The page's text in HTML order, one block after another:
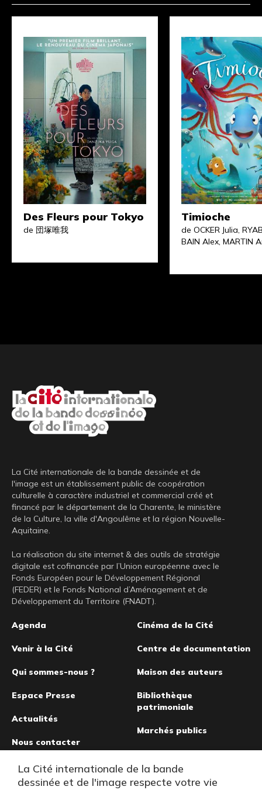
Des Fleurs pour Tokyo
de 団塚唯我
Timioche
de OCKER Julia,
BAIN Alex, MARTIN
La Cité internationale de la bande dessinée et de
l'image est un établissement public de coopération
culturelle à caractère industriel et commercial créé et
financé par le département de la Charente, le ministère
de la Culture, la ville d'Angoulême et la région Nouvelle-
Aquitaine.
La réalisation du site internet & des outils de stratégie
digitale est cofinancée par l’Union européenne avec le
Fonds Européen pour le Développement Régional
(FEDER) et le Fonds National d’Aménagement et de
Développement du Territoire (FNADT).
Pied
de
Agenda
Venir à la Cité
Qui sommes-nous ?
Espace Presse
Actualités
Nous contacter
Musée de la bande
dessinée
Cinéma de la Cité
Centre de documentation
Maison des auteurs
Bibliothèque
patrimoniale
Marchés publics
La Cité internationale de la bande
dessinée et de l'image respecte votre vie